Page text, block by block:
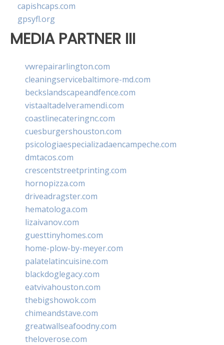
capishcaps.com
gpsyfl.org
MEDIA PARTNER III
vwrepairarlington.com
cleaningservicebaltimore-md.com
beckslandscapeandfence.com
vistaaltadelveramendi.com
coastlinecateringnc.com
cuesburgershouston.com
psicologiaespecializadaencampeche.com
dmtacos.com
crescentstreetprinting.com
hornopizza.com
driveadragster.com
hematologa.com
lizaivanov.com
guesttinyhomes.com
home-plow-by-meyer.com
palatelatincuisine.com
blackdoglegacy.com
eatvivahouston.com
thebigshowok.com
chimeandstave.com
greatwallseafoodny.com
theloverose.com